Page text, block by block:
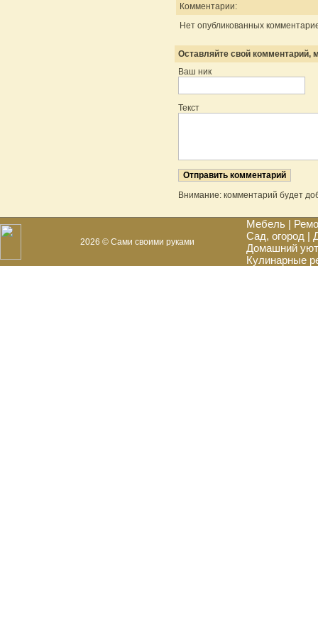
Комментарии:
Нет опубликованных
Оставляйте свой комментарий,
Ваш ник
Текст
Внимание: комментарий будет
2026 © Сами своими руками
Мебель |
Сад, огород |
Домашний уют
Кулинарные